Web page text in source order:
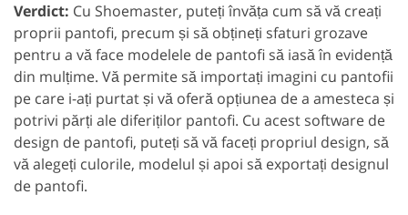
Verdict: Cu Shoemaster, puteți învăța cum să vă creați
proprii pantofi, precum și să obțineți sfaturi grozave
pentru a vă face modelele de pantofi să iasă în evidență
din mulțime. Vă permite să importați imagini cu pantofii
pe care i-ați purtat și vă oferă opțiunea de a amesteca și
potrivi părți ale diferiților pantofi. Cu acest software de
design de pantofi, puteți să vă faceți propriul design, să
vă alegeți culorile, modelul și apoi să exportați designul
de pantofi.